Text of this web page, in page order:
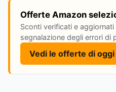
Offerte Amazon
Sconti verificati e
segnalazione degli errori di
Vedi le offerte di oggi